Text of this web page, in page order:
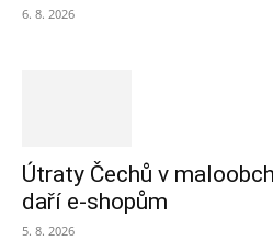
6. 8. 2026
Útraty Čechů v
daří e-shopům
5. 8. 2026